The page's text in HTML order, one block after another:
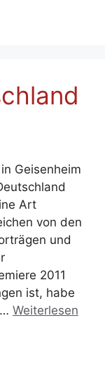
Geisenheim
Art
von den
und
2011
ist, habe
Weiterlesen